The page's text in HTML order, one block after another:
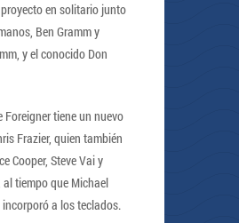
en solitario junto
Ben Gramm y
y el conocido Don
Foreigner tiene un nuevo
Frazier, quien también
Cooper, Steve Vai y
al tiempo que Michael
incorporó a los teclados.